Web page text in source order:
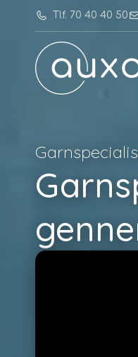
Tlf. 70 40 40 50